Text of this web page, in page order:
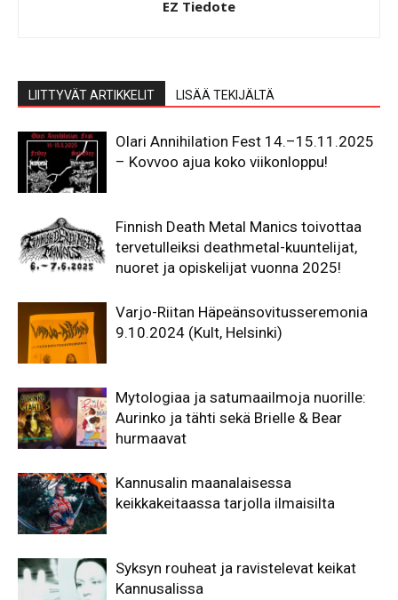
EZ Tiedote
LIITTYVÄT ARTIKKELIT LISÄÄ TEKIJÄLTÄ
Olari Annihilation Fest 14.–15.11.2025
– Kovvoo ajua koko viikonloppu!
Finnish Death Metal Manics toivottaa
tervetulleiksi deathmetal-kuuntelijat,
nuoret ja opiskelijat vuonna 2025!
Varjo-Riitan Häpeänsovitusseremonia
9.10.2024 (Kult, Helsinki)
Mytologiaa ja satumaailmoja nuorille:
Aurinko ja tähti sekä Brielle & Bear
hurmaavat
Kannusalin maanalaisessa
keikkakeitaassa tarjolla ilmaisilta
Syksyn rouheat ja ravistelevat keikat
Kannusalissa